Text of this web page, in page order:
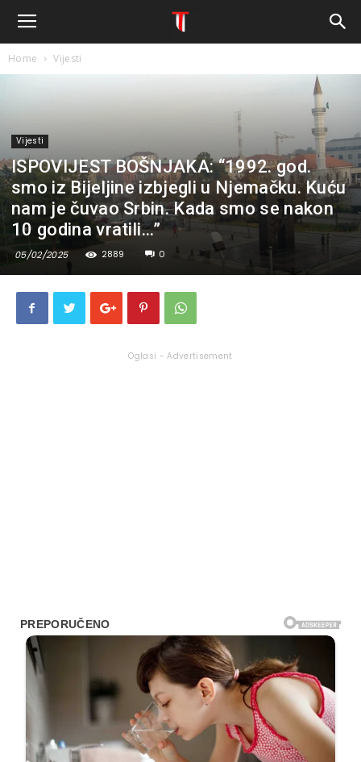
Home Vijesti
Vijesti
ISPOVIJEST BOŠNJAKA: “1992. god.
smo iz Bijeljine izbjegli u Njemačku. Kuću
nam je čuvao Srbin. Kada smo se nakon
10 godina vratili…”
05/02/2025 2889 0
Oglasi - Advertisement